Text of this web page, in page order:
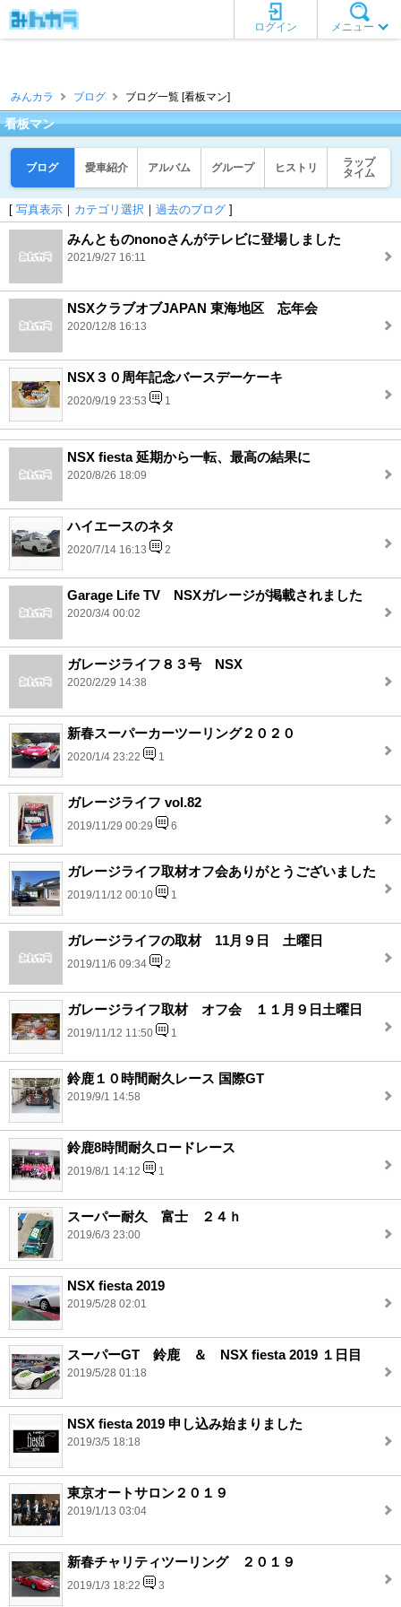
メニュー
ログイン
みんカラ ブログ ブログ一覧 [看板マン]
看板マン
ブログ 愛車紹介 アルバム グループ ヒストリ
ラップ
タイム
[ 写真表示 ｜ カテゴリ選択 ｜ 過去のブログ ]
みんとものnonoさんがテレビに登場しました
2021/9/27 16:11
NSXクラブオブJAPAN 東海地区 忘年会
2020/12/8 16:13
NSX３０周年記念バースデーケーキ
2020/9/19 23:53 1
NSX fiesta 延期から一転、最高の結果に
2020/8/26 18:09
ハイエースのネタ
2020/7/14 16:13 2
Garage Life TV NSXガレージが掲載されました
2020/3/4 00:02
ガレージライフ８３号 NSX
2020/2/29 14:38
新春スーパーカーツーリング２０２０
2020/1/4 23:22 1
ガレージライフ vol.82
2019/11/29 00:29 6
ガレージライフ取材オフ会ありがとうございました
2019/11/12 00:10 1
ガレージライフの取材 11月９日 土曜日
2019/11/6 09:34 2
ガレージライフ取材 オフ会 １１月９日土曜日
2019/11/12 11:50 1
鈴鹿１０時間耐久レース 国際GT
2019/9/1 14:58
鈴鹿8時間耐久ロードレース
2019/8/1 14:12 1
スーパー耐久 富士 ２４ｈ
2019/6/3 23:00
NSX fiesta 2019
2019/5/28 02:01
スーパーGT 鈴鹿 ＆ NSX fiesta 2019 １日目
2019/5/28 01:18
NSX fiesta 2019 申し込み始まりました
2019/3/5 18:18
東京オートサロン２０１９
2019/1/13 03:04
新春チャリティツーリング ２０１９
2019/1/3 18:22 3